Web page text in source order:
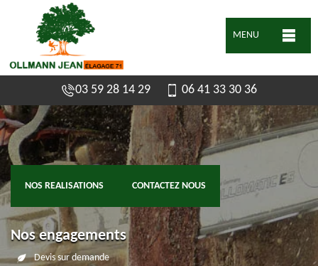
MENU
03 59 28 14 29 06 41 33 30 36
NOS REALISATIONS CONTACTEZ NOUS
Nos engagements
Devis sur demande